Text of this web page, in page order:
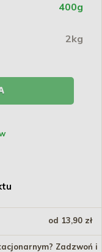
400g
2kg
od 13,90 zł
Zadzwoń i